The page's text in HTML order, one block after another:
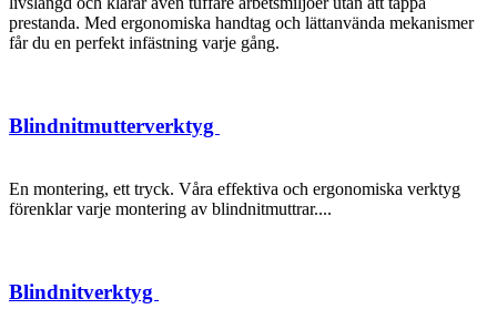
prestanda. Med ergonomiska handtag och lättanvända mekanismer
får du en perfekt infästning varje gång.
Blindnitmutterverktyg
En montering, ett tryck. Våra effektiva och ergonomiska verktyg
förenklar varje montering av blindnitmuttrar....
Blindnitverktyg